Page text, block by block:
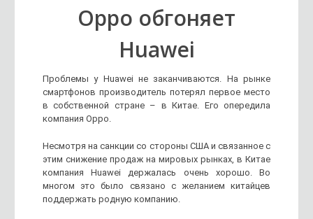
Oppo обгоняет
Huawei
Проблемы у Huawei не заканчиваются. На рынке
смартфонов производитель потерял первое место
в собственной стране – в Китае. Его опередила
компания Oppo.
Несмотря на санкции со стороны США и связанное с
этим снижение продаж на мировых рынках, в Китае
компания Huawei держалась очень хорошо. Во
многом это было связано с желанием китайцев
поддержать родную компанию.